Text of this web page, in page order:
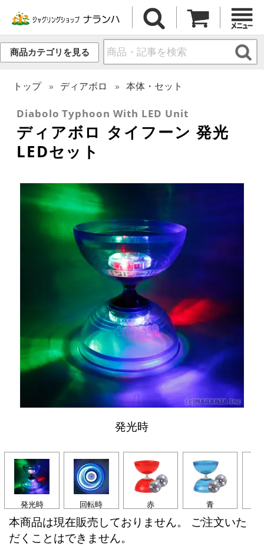
商品カテゴリを見る
トップ ディアボロ 本体・セット
Diabolo Typhoon With LED Unit
ディアボロ タイフーン 発光
LEDセット
発光時
発光時 回転時 赤 青
本商品は現在販売しておりません。 ご注文いた
だくことはできません。